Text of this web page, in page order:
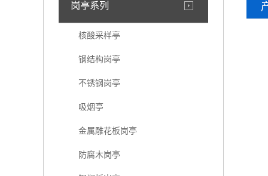
岗亭系列
核酸采样亭
钢结构岗亭
不锈钢岗亭
吸烟亭
金属雕花板岗亭
防腐木岗亭